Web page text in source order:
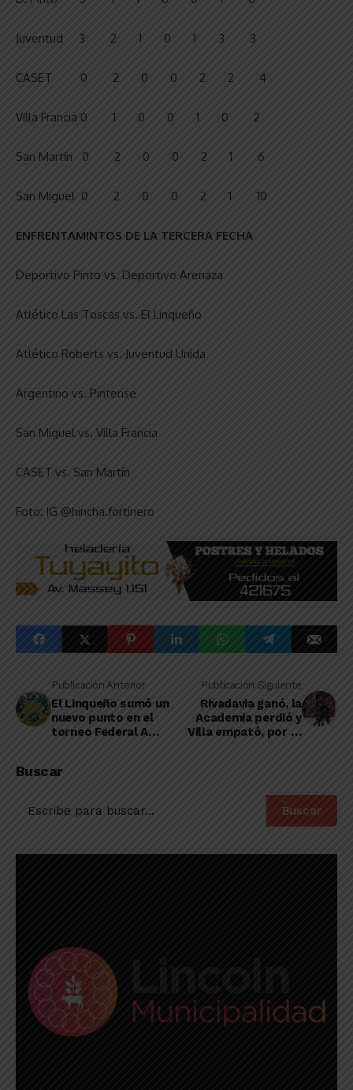
Juventud 3 2 1 0 1 3 3
CASET 0 2 0 0 2 2 4
Villa Francia 0 1 0 0 1 0 2
San Martín 0 2 0 0 2 1 6
San Miguel 0 2 0 0 2 1 10
ENFRENTAMINTOS DE LA TERCERA FECHA
Deportivo Pinto vs. Deportivo Arenaza
Atlético Las Toscas vs. El Linqueño
Atlético Roberts vs. Juventud Unida
Argentino vs. Pintense
San Miguel vs. Villa Francia
CASET vs. San Martín
Foto: IG @hincha.fortinero
Publicación Anterior
El Linqueño sumó un
nuevo punto en el
torneo Federal A
Publicación Siguiente
Rivadavia ganó, la
Academia perdió y
Villa empató, por lo
Buscar
Buscar